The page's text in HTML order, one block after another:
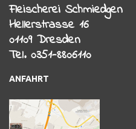
Fleischerei Schmiedgen
Hellerstrasse 16
01109 Dresden
Tel. 0351-8806110
ANFAHRT